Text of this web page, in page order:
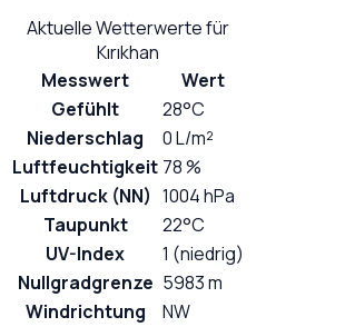
Aktuelle Wetterwerte für
Kırıkhan
Messwert
Wert
Gefühlt
28°C
Niederschlag
0 L/m²
Luftfeuchtigkeit 78 %
Luftdruck (NN) 1004 hPa
Taupunkt
22°C
UV-Index
1 (niedrig)
Nullgradgrenze 5983 m
Windrichtung
NW